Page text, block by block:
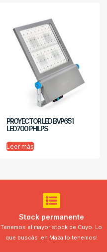
PROYECTOR LED BVP651
LED700 PHILPS
Leer más
Stock permanente
Tenemos el mayor stock de Cuyo. Lo
que buscás ¡en Maza lo tenemos!